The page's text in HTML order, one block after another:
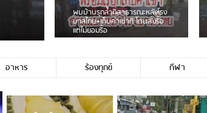
หนุ่มเจียงฮายจ่ม พบถังน้ำดื่มตก
กลางถนน รถเครื่องหลบไม่ทันล้ม
บาดเจ็บ
อาหาร ร้องทุกข์ กีฬา